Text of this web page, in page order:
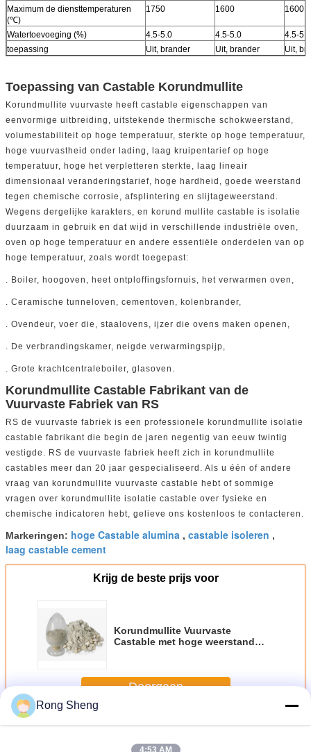
Maximum de diensttemperaturen
(℃)
1750 1600 1600
Watertoevoeging (%) 4.5-5.0 4.5-5.0
4.5-5.0
toepassing
Uit, brander Uit, brander Uit,
Toepassing van Castable Korundmullite
Korundmullite vuurvaste heeft castable eigenschappen van
eenvormige uitbreiding, uitstekende thermische schokweerstand,
volumestabiliteit op hoge temperatuur, sterkte op hoge temperatuur,
hoge vuurvastheid onder lading, laag kruipentarief op hoge
temperatuur, hoge het verpletteren sterkte, laag lineair
dimensionaal veranderingstarief, hoge hardheid, goede weerstand
tegen chemische corrosie, afsplintering en slijtageweerstand.
Wegens dergelijke karakters, en korund mullite castable is isolatie
duurzaam in gebruik en dat wijd in verschillende industriële oven,
oven op hoge temperatuur en andere essentiële onderdelen van op
hoge temperatuur, zoals wordt toegepast:
. Boiler, hoogoven, heet ontploffingsfornuis, het verwarmen oven,
. Ceramische tunneloven, cementoven, kolenbrander,
. Ovendeur, voer die, staalovens, ijzer die ovens maken openen,
. De verbrandingskamer, neigde verwarmingspijp,
. Grote krachtcentraleboiler, glasoven.
Korundmullite Castable Fabrikant van de
Vuurvaste Fabriek van RS
RS de vuurvaste fabriek is een professionele korundmullite isolatie
castable fabrikant die begin de jaren negentig van eeuw twintig
vestigde. RS de vuurvaste fabriek heeft zich in korundmullite
castables meer dan 20 jaar gespecialiseerd. Als u één of andere
vraag van korundmullite vuurvaste castable hebt of sommige
vragen over korundmullite isolatie castable over fysieke en
chemische indicatoren hebt, gelieve ons kostenloos te contacteren.
Markeringen: hoge Castable alumina , castable isoleren ,
laag castable cement
Krijg de beste prijs voor
Korundmullite Vuurvaste
Castable met hoge weerstand
Doorgaan
MeerVuurvaste castable
Rong Sheng
4:53 AM